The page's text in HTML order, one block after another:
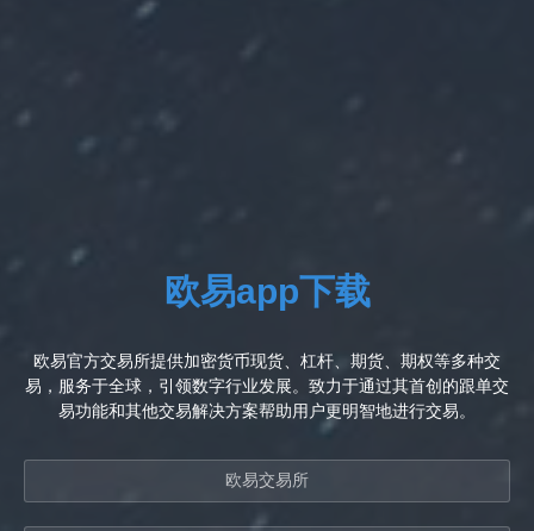
欧易app下载
欧易官方交易所提供加密货币现货、杠杆、期货、期权等多种交
易，服务于全球，引领数字行业发展。致力于通过其首创的跟单交
易功能和其他交易解决方案帮助用户更明智地进行交易。
欧易交易所